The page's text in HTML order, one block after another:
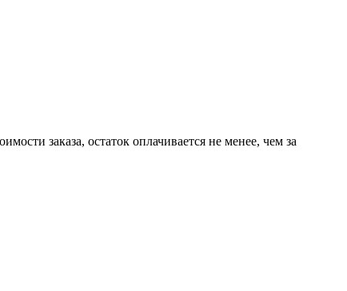
заказа, остаток оплачивается не менее, чем за